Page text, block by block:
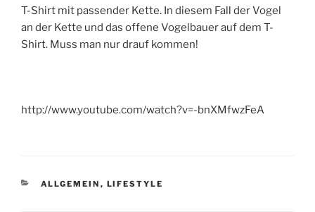
T-Shirt mit passender Kette. In diesem Fall der Vogel
an der Kette und das offene Vogelbauer auf dem T-
Shirt. Muss man nur drauf kommen!
http://www.youtube.com/watch?v=-bnXMfwzFeA
KATEGORIEN
ALLGEMEIN , LIFESTYLE